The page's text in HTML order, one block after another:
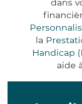
dans
la
Handicap
aide